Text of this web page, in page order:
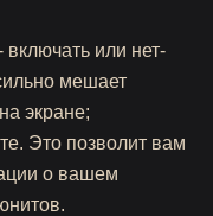
или нет-
мешает
экране;
Это позволит вам
о вашем